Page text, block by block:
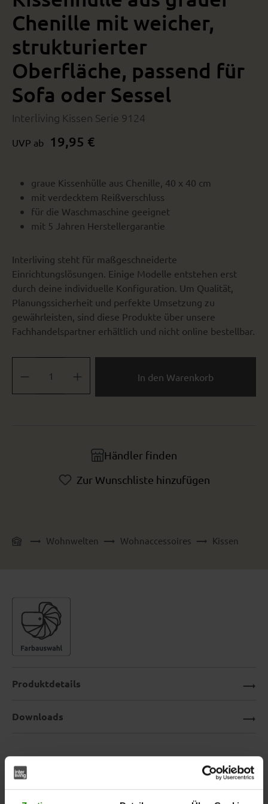
Chenille mit weicher,
strukturierter
Oberfläche, passend für
Sofa oder Sessel
Interliving Kissen Serie 9124
UVP ab 19,95 €
graue Kissenhülle aus Chenille, 40 x 40 cm
mit verdecktem Reißverschluss
für die Waschmaschine geeignet
mit 5 Jahren Herstellergarantie
Interliving steht für maßgeschneiderte
Einrichtungslösungen. Einige Modelle entstehen erst
durch deine individuelle Konfiguration. Um Qualität,
Planungssicherheit und perfekte Umsetzung zu
gewährleisten, sind diese Produkte über unsere
Fachhandelspartner erhältlich und nicht online bestellbar.
In den Warenkorb
Händler finden
Zur Wunschliste hinzufügen
Wohnwelten Wohnaccessoires Kissen
Interliving Kissen Serie 9124 –
Kissenhülle in Grau mit
Produktdetails
Downloads